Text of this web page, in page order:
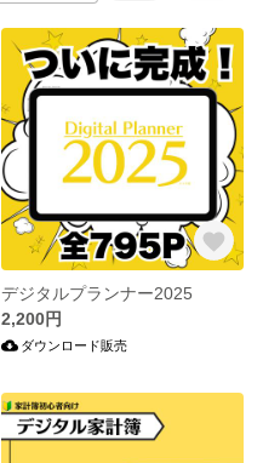
デジタルプランナー2025
2,200円
ダウンロード販売